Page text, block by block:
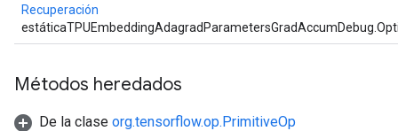
Recuperación
Métodos heredados
De la clase org.tensorflow.op.PrimitiveOp